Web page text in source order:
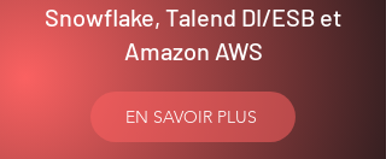
Snowflake, Talend DI/ESB et
Amazon AWS
EN SAVOIR PLUS